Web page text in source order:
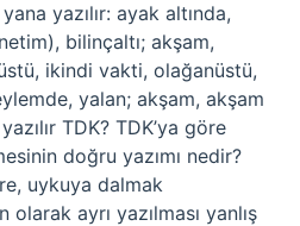
yazılır: ayak altında,
bilinçaltı; akşam,
ikindi vakti, olağanüstü,
yalan; akşam, akşam
TDK? TDK’ya göre
doğru yazımı nedir?
uykuya dalmak
ayrı yazılması yanlış